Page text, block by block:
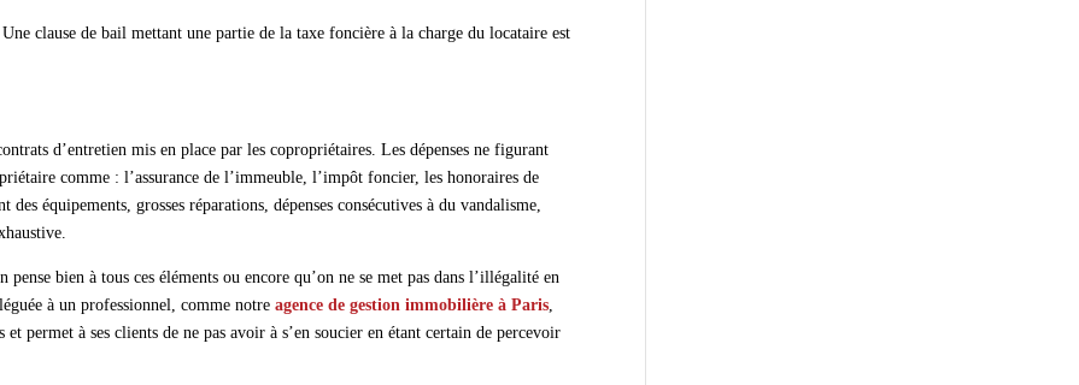
clause de bail mettant une partie de la taxe foncière à la charge du locataire est
d’entretien mis en place par les copropriétaires. Les dépenses ne figurant
comme : l’assurance de l’immeuble, l’impôt foncier, les honoraires de
équipements, grosses réparations, dépenses consécutives à du vandalisme,
bien à tous ces éléments ou encore qu’on ne se met pas dans l’illégalité en
à un professionnel, comme notreagence de gestion immobilière à Paris,
permet à ses clients de ne pas avoir à s’en soucier en étant certain de percevoir